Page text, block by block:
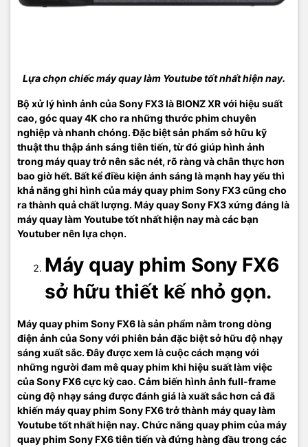
Lựa chọn chiếc máy quay làm Youtube tốt nhất hiện nay.
Bộ xử lý hình ảnh của Sony FX3 là BIONZ XR với hiệu suất
cao, góc quay 4K cho ra những thước phim chuyên
nghiệp và nhanh chóng. Đặc biệt sản phẩm sở hữu kỹ
thuật thu thập ánh sáng tiên tiến, từ đó giúp hình ảnh
trong máy quay trở nên sắc nét, rõ ràng và chân thực hơn
bao giờ hết. Bất kể điều kiện ánh sáng là mạnh hay yếu thì
khả năng ghi hình của máy quay phim Sony FX3 cũng cho
ra thành quả chất lượng. Máy quay Sony FX3 xứng đáng là
máy quay làm Youtube tốt nhất hiện nay mà các bạn
Youtuber nên lựa chọn.
Máy quay phim Sony FX6
sở hữu thiết kế nhỏ gọn.
Máy quay phim Sony FX6 là sản phẩm nằm trong dòng
điện ảnh của Sony với phiên bản đặc biệt sở hữu độ nhạy
sáng xuất sắc. Đây được xem là cuộc cách mạng với
những người đam mê quay phim khi hiệu suất làm việc
của Sony FX6 cực kỳ cao. Cảm biến hình ảnh full-frame
cùng độ nhạy sáng được đánh giá là xuất sắc hơn cả đã
khiến máy quay phim Sony FX6 trở thành máy quay làm
Youtube tốt nhất hiện nay. Chức năng quay phim của máy
quay phim Sony FX6 tiên tiến và đứng hàng đầu trong các